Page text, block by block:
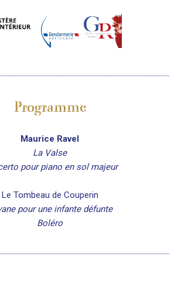
Programme
Maurice Ravel
La Valse
pour piano en sol majeur
Le Tombeau de Couperin
pour une infante défunte
Boléro